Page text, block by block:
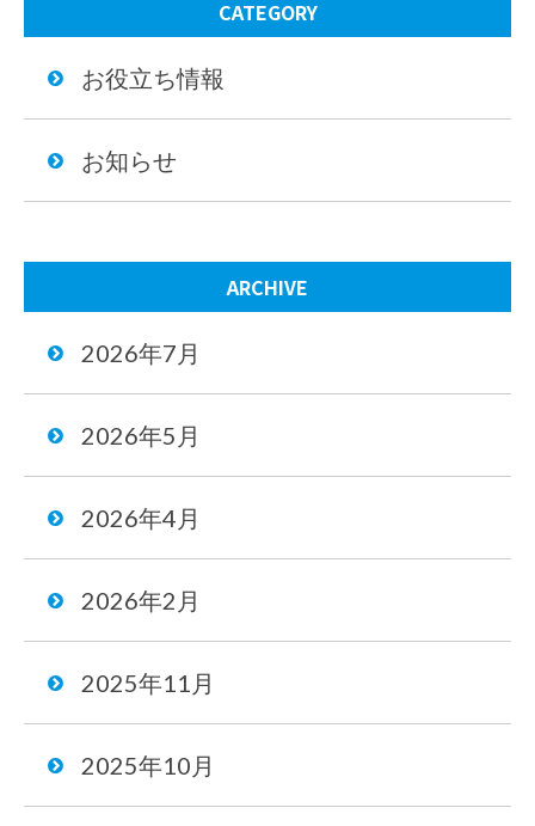
CATEGORY
お役立ち情報
お知らせ
ARCHIVE
2026年7月
2026年5月
2026年4月
2026年2月
2025年11月
2025年10月